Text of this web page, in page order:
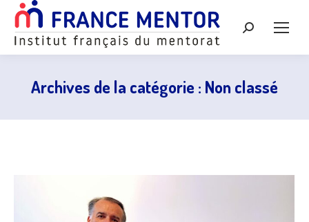
Recherche
:
Archives de la catégorie : Non classé